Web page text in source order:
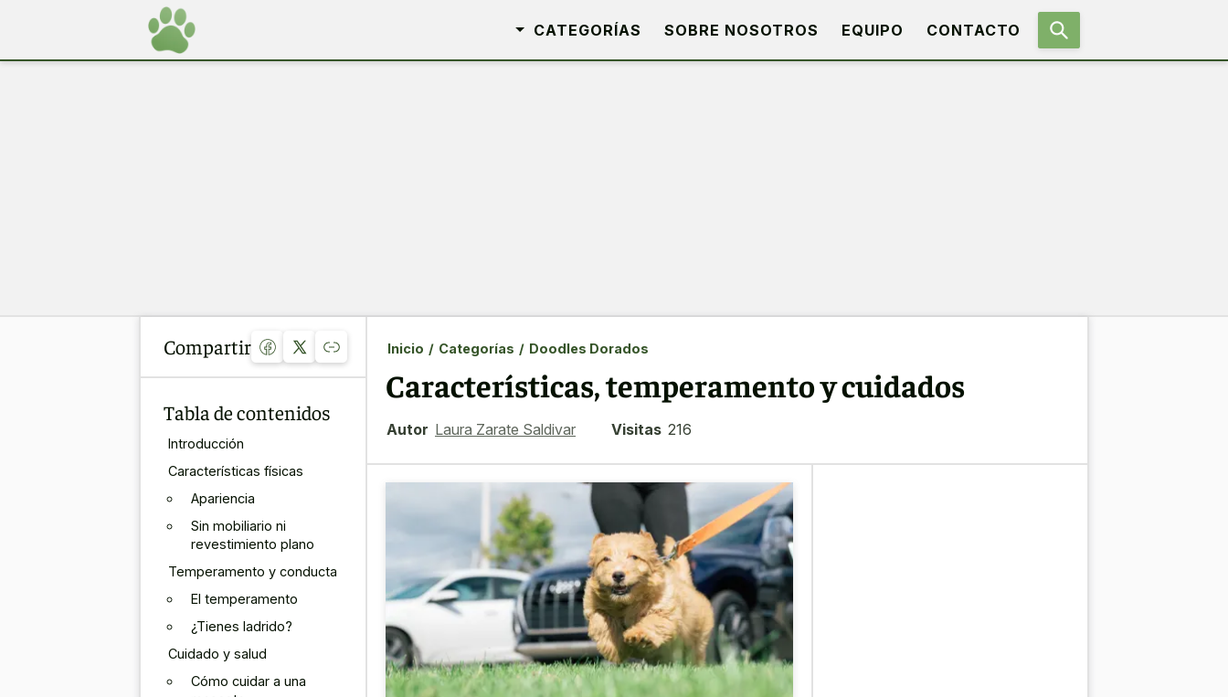
CATEGORÍAS SOBRE NOSOTROS EQUIPO CONTACTO
Compartir
Tabla de contenidos
Introducción
Características físicas
Apariencia
Sin mobiliario ni
revestimiento plano
Temperamento y conducta
El temperamento
¿Tienes ladrido?
Cuidado y salud
Cómo cuidar a una
Inicio / Categorías / Doodles Dorados
Características, temperamento y cuidados
Autor Laura Zarate Saldivar Visitas 216